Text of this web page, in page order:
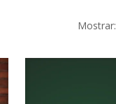
Mostrar: